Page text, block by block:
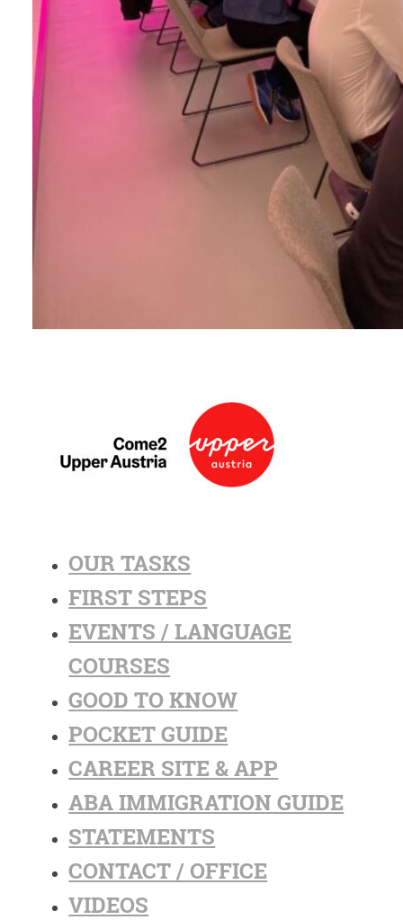
OUR TASKS
FIRST STEPS
EVENTS / LANGUAGE
COURSES
GOOD TO KNOW
POCKET GUIDE
CAREER SITE & APP
ABA IMMIGRATION GUIDE
STATEMENTS
CONTACT / OFFICE
VIDEOS